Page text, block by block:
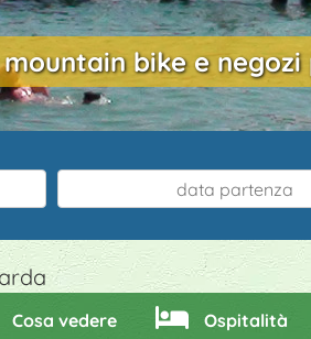
bike e
Cosa vedere Ospitalità